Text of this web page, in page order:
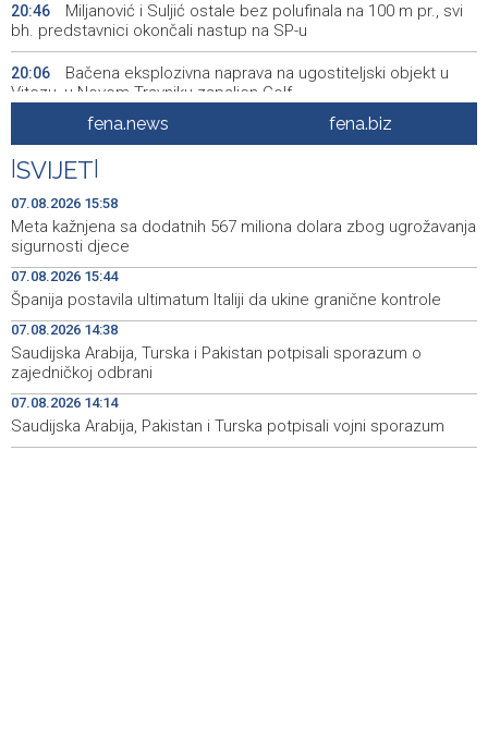
20:46
Miljanović i Suljić ostale bez polufinala na 100 m pr., svi
bh. predstavnici okončali nastup na SP-u
20:06
Bačena eksplozivna naprava na ugostiteljski objekt u
Vitezu, u Novom Travniku zapaljen Golf
Galerija ULUPUBiH otvara novu izlagačku sezonu,
predstavlja novi izlagački program
19:44 Faris Dževahirić novi nogometaš Veleža
19:21 Announcement of events for Saturday, 8 August 2026
19:10
Rudari Milanovića ubijedili da ode kući, Memčić se već
ponovo vratio u jamu 'Raspotočje'
19:03
Sarajevo Film Festival presents Kinoscope and
Kinoscope Surreal programs
19:00 Najave događaja za 8. 8. 2026. godine (subota)
fena.news fena.biz
SVIJET
07.08.2026 15:58
Meta kažnjena sa dodatnih 567 miliona dolara zbog ugrožavanja
sigurnosti djece
07.08.2026 15:44
Španija postavila ultimatum Italiji da ukine granične kontrole
07.08.2026 14:38
Saudijska Arabija, Turska i Pakistan potpisali sporazum o
zajedničkoj odbrani
07.08.2026 14:14
Saudijska Arabija, Pakistan i Turska potpisali vojni sporazum